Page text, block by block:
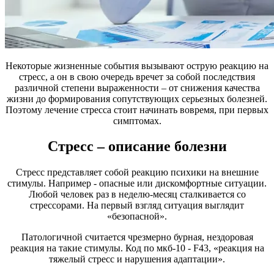
Некоторые жизненные события вызывают острую реакцию на
стресс, а он в свою очередь вречет за собой последствия
различной степени выраженности – от снижения качества
жизни до формирования сопутствующих серьезных болезней.
Поэтому лечение стресса стоит начинать вовремя, при первых
симптомах.
Стресс – описание болезни
Стресс представляет собой реакцию психики на внешние
стимулы. Например - опасные или дискомфортные ситуации.
Любой человек раз в неделю-месяц сталкивается со
стрессорами. На первый взгляд ситуация выглядит
«безопасной».
Патологичной считается чрезмерно бурная, нездоровая
реакция на такие стимулы. Код по мкб-10 - F43, «реакция на
тяжелый стресс и нарушения адаптации».